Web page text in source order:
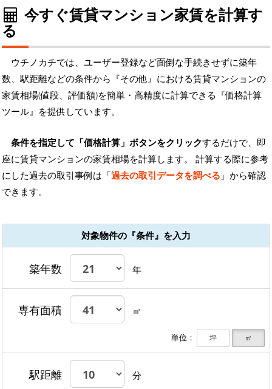
今すぐ賃貸マンション家賃を計算す
る
ウチノカチでは、ユーザー登録など面倒な手続きせずに築年
数、駅距離などの条件から『その他』における賃貸マンションの
家賃相場(値段、評価額)を簡単・高精度に計算できる『価格計算
ツール』を提供しています。
条件を指定して「価格計算」ボタンをクリックするだけで、即
座に賃貸マンションの家賃相場を計算します。 計算する際に参考
にした過去の取引事例は「過去の取引データを調べる 」から確認
できます。
対象物件の『条件』を入力
築年数 年
専有面積 ㎡
単位： 坪 ㎡
駅距離 分